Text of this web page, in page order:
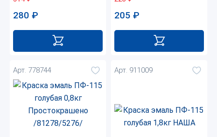
280 ₽ 205 ₽
Арт. 778744 Арт. 911009